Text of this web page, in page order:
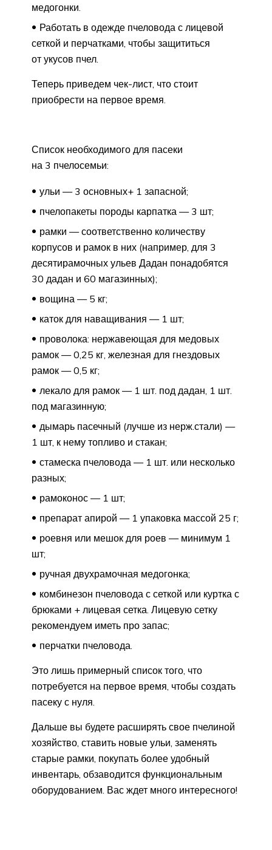
медогонки.
Работать в одежде пчеловода с лицевой
сеткой и перчатками, чтобы защититься
от укусов пчел.
Теперь приведем чек-лист, что стоит
приобрести на первое время.
Список необходимого для пасеки
на 3 пчелосемьи:
ульи — 3 основных+ 1 запасной;
пчелопакеты породы карпатка — 3 шт;
рамки — соответственно количеству
корпусов и рамок в них (например, для 3
десятирамочных ульев Дадан понадобятся
30 дадан и 60 магазинных);
вощина — 5 кг;
каток для наващивания — 1 шт;
проволока: нержавеющая для медовых
рамок — 0,25 кг, железная для гнездовых
рамок — 0,5 кг;
лекало для рамок — 1 шт. под дадан, 1 шт.
под магазинную;
дымарь пасечный (лучше из нерж.стали) —
1 шт, к нему топливо и стакан;
стамеска пчеловода — 1 шт. или несколько
разных;
рамоконос — 1 шт;
препарат апирой — 1 упаковка массой 25 г;
роевня или мешок для роев — минимум 1
шт;
ручная двухрамочная медогонка;
комбинезон пчеловода с сеткой или куртка с
брюками + лицевая сетка. Лицевую сетку
рекомендуем иметь про запас;
перчатки пчеловода.
Это лишь примерный список того, что
потребуется на первое время, чтобы создать
пасеку с нуля.
Дальше вы будете расширять свое пчелиной
хозяйство, ставить новые ульи, заменять
старые рамки, покупать более удобный
инвентарь, обзаводится функциональным
оборудованием. Вас ждет много интересного!